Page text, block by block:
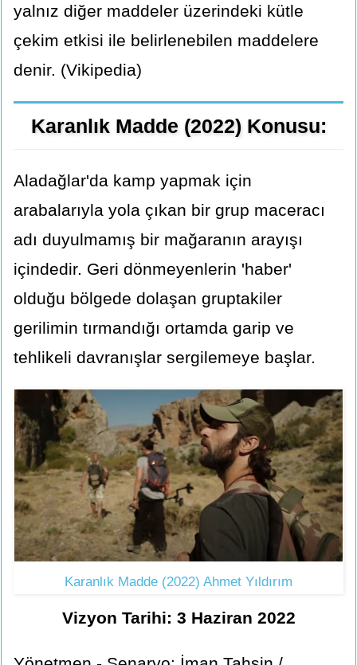
yalnız diğer maddeler üzerindeki kütle
çekim etkisi ile belirlenebilen maddelere
denir. (Vikipedia)
Karanlık Madde (2022) Konusu:
Aladağlar'da kamp yapmak için
arabalarıyla yola çıkan bir grup maceracı
adı duyulmamış bir mağaranın arayışı
içindedir. Geri dönmeyenlerin 'haber'
olduğu bölgede dolaşan gruptakiler
gerilimin tırmandığı ortamda garip ve
tehlikeli davranışlar sergilemeye başlar.
Karanlık Madde (2022) Ahmet Yıldırım
Vizyon Tarihi: 3 Haziran 2022